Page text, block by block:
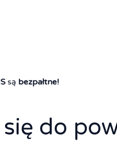
są bezpałtne!
do